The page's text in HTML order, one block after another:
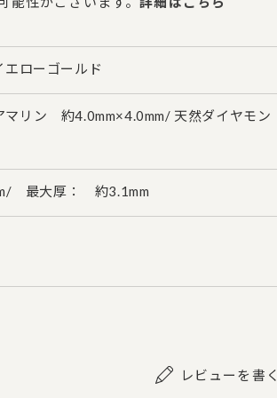
ローゴールド
リン 約4.0mm×4.0mm/ 天然ダイヤモン
最大厚： 約3.1mm
レビューを書く